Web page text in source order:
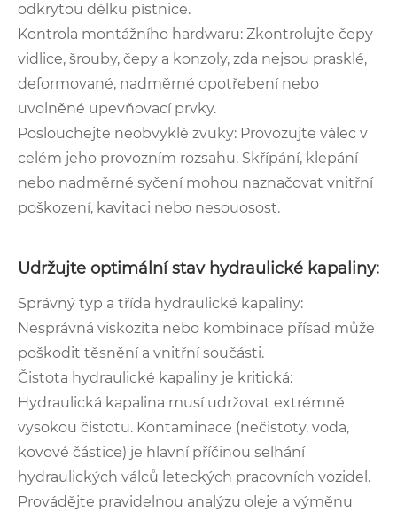
odkrytou délku pístnice.
Kontrola montážního hardwaru: Zkontrolujte čepy
vidlice, šrouby, čepy a konzoly, zda nejsou prasklé,
deformované, nadměrné opotřebení nebo
uvolněné upevňovací prvky.
Poslouchejte neobvyklé zvuky: Provozujte válec v
celém jeho provozním rozsahu. Skřípání, klepání
nebo nadměrné syčení mohou naznačovat vnitřní
poškození, kavitaci nebo nesouosost.
Udržujte optimální stav hydraulické kapaliny:
Správný typ a třída hydraulické kapaliny:
Nesprávná viskozita nebo kombinace přísad může
poškodit těsnění a vnitřní součásti.
Čistota hydraulické kapaliny je kritická:
Hydraulická kapalina musí udržovat extrémně
vysokou čistotu. Kontaminace (nečistoty, voda,
kovové částice) je hlavní příčinou selhání
hydraulických válců leteckých pracovních vozidel.
Provádějte pravidelnou analýzu oleje a výměnu